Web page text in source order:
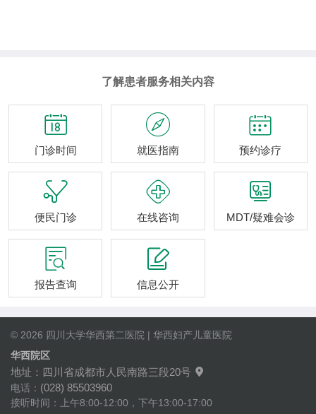
了解患者服务相关内容

门诊时间

就医指南

预约诊疗

便民门诊

在线咨询

MDT/疑难会诊

报告查询

信息公开
© 2026 四川大学华西第二医院 | 华西妇产儿童医院
华西院区
地址：四川省成都市人民南路三段20号 
电话： (028) 85503960
接听时间：上午8:00-12:00，下午13:00-17:00